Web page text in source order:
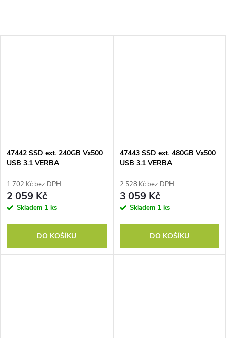
47442 SSD ext. 240GB Vx500
USB 3.1 VERBA
1 702 Kč bez DPH
2 059 Kč
Skladem 1 ks
DO KOŠÍKU
47443 SSD ext. 480GB Vx500
USB 3.1 VERBA
2 528 Kč bez DPH
3 059 Kč
Skladem 1 ks
DO KOŠÍKU